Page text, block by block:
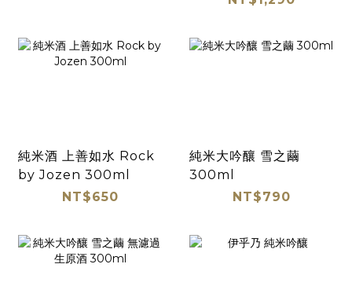
純米酒 上善如水 Rock
by Jozen 300ml
NT$650
純米大吟釀 雪之繭
300ml
NT$790